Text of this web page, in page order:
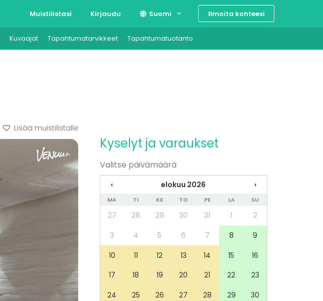
Muistilistasi Kirjaudu Suomi
Svenska
Ilmoita kohteesi
Kuvaajat Tapahtumatarvikkeet Tapahtumatuotanto
Lisää muistilistalle
Kyselyt ja varaukset
Valitse päivämäärä
‹ elokuu 2026 ›
MA TI KE TO PE LA SU
27 28 29 30 31 1
2
3
4 5 6 7 8
9
10
11 12 13 14 15
16
17
18 19 20 21 22
23
24
25 26 27 28 29
30